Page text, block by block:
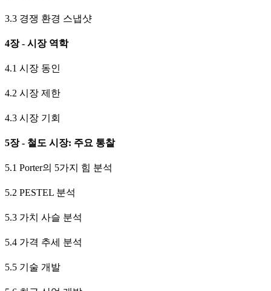
3.3 경쟁 환경 스냅샷
4장 - 시장 역학
4.1 시장 동인
4.2 시장 제한
4.3 시장 기회
5장 - 철도 시장: 주요 통찰
5.1 Porter의 5가지 힘 분석
5.2 PESTEL 분석
5.3 가치 사슬 분석
5.4 가격 추세 분석
5.5 기술 개발